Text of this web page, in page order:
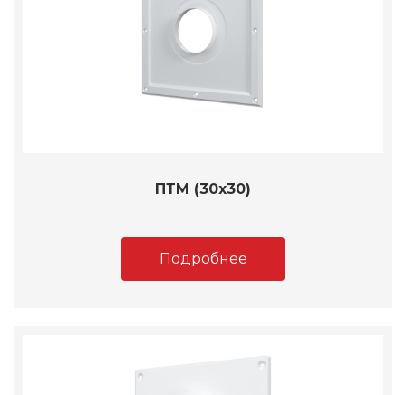
ПТМ (30х30)
Подробнее